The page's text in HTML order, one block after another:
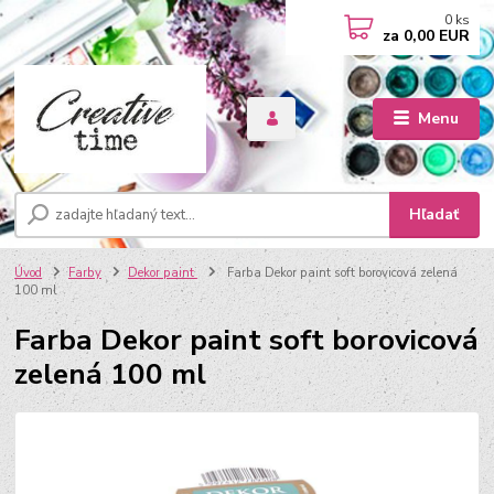
Menu
Hľadať
0 ks
za 0,00 EUR
Úvod Farby Dekor paint
Farba Dekor paint soft borovicová zelená
100 ml
Farba Dekor paint soft borovicová
zelená 100 ml